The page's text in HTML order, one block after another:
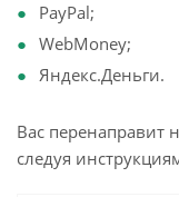
PayPal;
WebMoney;
Яндекс.Деньги.
Вас перенаправит
следуя